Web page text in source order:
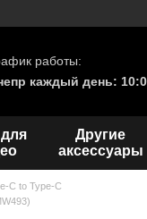
работы:
каждый день:
Другие
аксессуары
C to Type-C